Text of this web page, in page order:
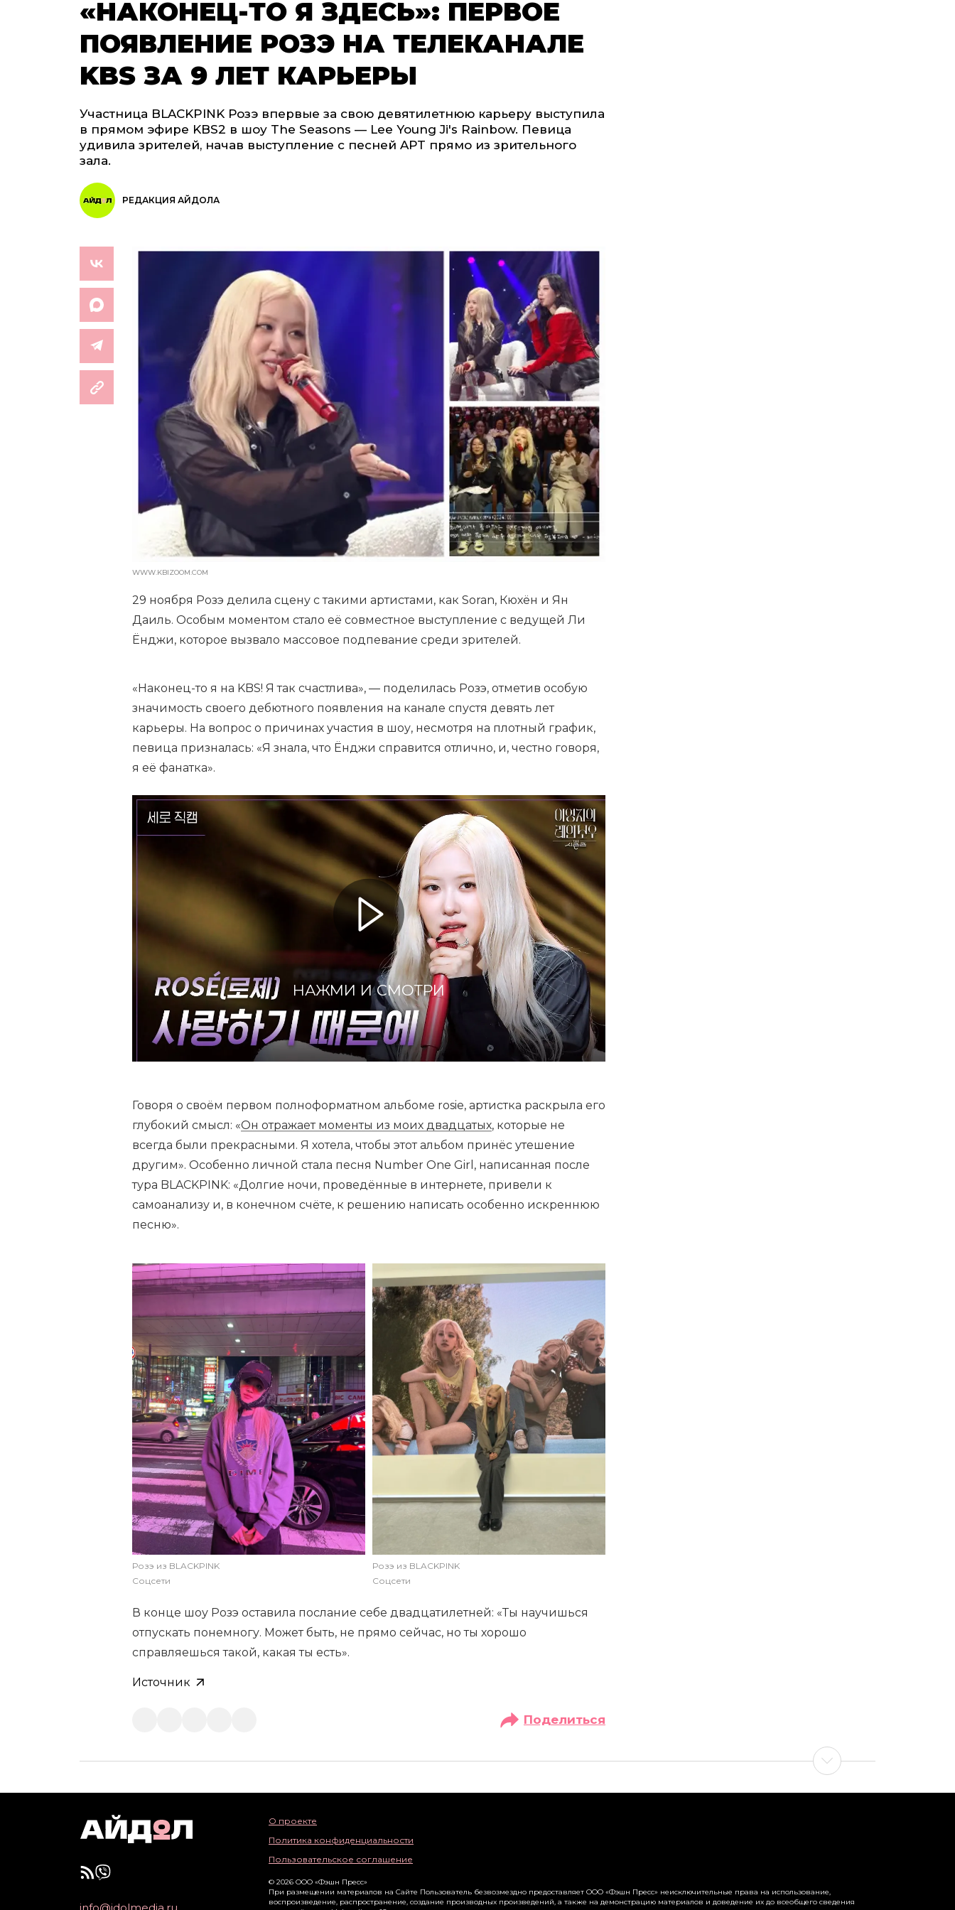
«НАКОНЕЦ-ТО Я ЗДЕСЬ»: ПЕРВОЕ
ПОЯВЛЕНИЕ РОЗЭ НА ТЕЛЕКАНАЛЕ
KBS ЗА 9 ЛЕТ КАРЬЕРЫ
Участница BLACKPINK Розэ впервые за свою девятилетнюю карьеру выступила
в прямом эфире KBS2 в шоу The Seasons — Lee Young Ji's Rainbow. Певица
удивила зрителей, начав выступление с песней APT прямо из зрительного
зала.
РЕДАКЦИЯ АЙДОЛА
WWW.KBIZOOM.COM
29 ноября Розэ делила сцену с такими артистами, как Soran, Кюхён и Ян
Даиль. Особым моментом стало её совместное выступление с ведущей Ли
Ёнджи, которое вызвало массовое подпевание среди зрителей.
«Наконец-то я на KBS! Я так счастлива», — поделилась Розэ, отметив особую
значимость своего дебютного появления на канале спустя девять лет
карьеры. На вопрос о причинах участия в шоу, несмотря на плотный график,
певица призналась: «Я знала, что Ёнджи справится отлично, и, честно говоря,
я её фанатка».
НАЖМИ И СМОТРИ
Говоря о своём первом полноформатном альбоме rosie, артистка раскрыла его
глубокий смысл: «Он отражает моменты из моих двадцатых, которые не
всегда были прекрасными. Я хотела, чтобы этот альбом принёс утешение
другим». Особенно личной стала песня Number One Girl, написанная после
тура BLACKPINK: «Долгие ночи, проведённые в интернете, привели к
самоанализу и, в конечном счёте, к решению написать особенно искреннюю
песню».
Розэ из BLACKPINK
Соцсети
Розэ из BLACKPINK
Соцсети
В конце шоу Розэ оставила послание себе двадцатилетней: «Ты научишься
отпускать понемногу. Может быть, не прямо сейчас, но ты хорошо
справляешься такой, какая ты есть».
Источник
Поделиться
info@idolmedia.ru
О проекте
Политика конфиденциальности
Пользовательское соглашение
© 2026 ООО «Фэшн Пресс»
При размещении материалов на Сайте Пользователь безвозмездно предоставляет ООО «Фэшн Пресс» неисключительные права на использование,
воспроизведение, распространение, создание производных произведений, а также на демонстрацию материалов и доведение их до всеобщего сведения